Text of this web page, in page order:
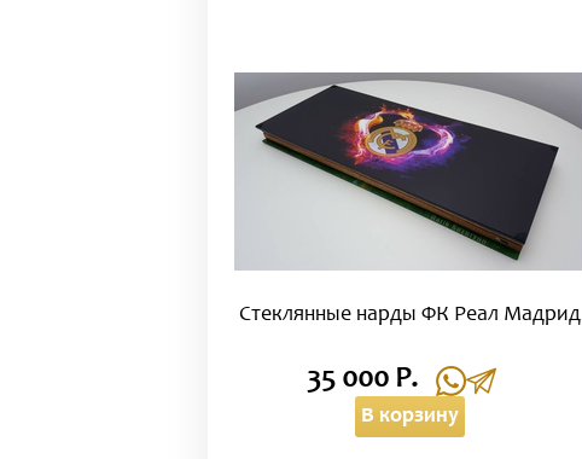
Стеклянные нарды ФК Реал Мадрид
35 000 Р.
В корзину